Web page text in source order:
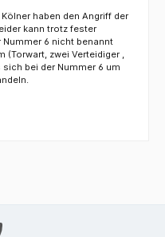
haben den Angriff der
kann trotz fester
6 nicht benannt
(Torwart, zwei Verteidiger ,
bei der Nummer 6 um